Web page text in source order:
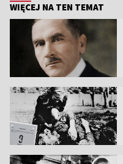
WIĘCEJ NA TEN TEMAT